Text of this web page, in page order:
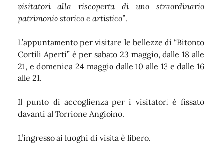
visitatori alla riscoperta di uno straordinario
patrimonio storico e artistico”.
L’appuntamento per visitare le bellezze di “Bitonto
Cortili Aperti” è per sabato 23 maggio, dalle 18 alle
21, e domenica 24 maggio dalle 10 alle 13 e dalle 16
alle 21.
Il punto di accoglienza per i visitatori è fissato
davanti al Torrione Angioino.
L’ingresso ai luoghi di visita è libero.